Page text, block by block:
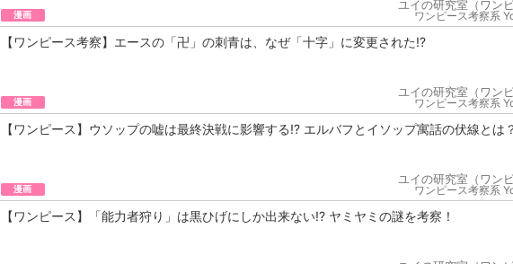
漫画
ユイの研究室（ワンピ
ワンピース考察系
【ワンピース考察】エースの「卍」の刺青は、なぜ「十字」に変更された⁉︎
漫画
ユイの研究室（ワンピ
ワンピース考察系
【ワンピース】ウソップの嘘は最終決戦に影響する⁉︎ エルバフとイソップ寓話の伏線とは
漫画
ユイの研究室（ワンピ
ワンピース考察系
【ワンピース】「能力者狩り」は黒ひげにしか出来ない!? ヤミヤミの謎を考察！